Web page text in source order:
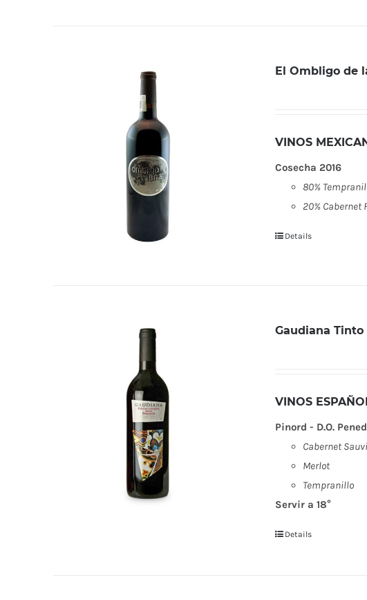
El Ombligo de
VINOS
Cosecha 2016
80%
20% Cabernet
Details
Gaudiana Tinto
VINOS
Pinord - D.O.
Cabernet
Merlot
Tempranillo
Servir a 18°
Details